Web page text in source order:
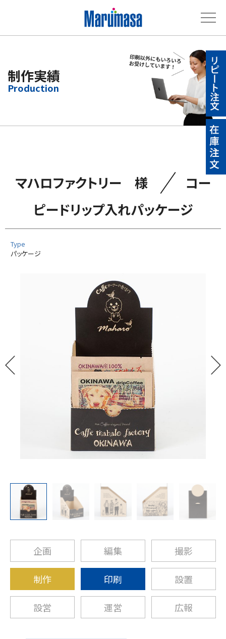
制作実績
マハロファクトリー 様 ／ コー
ピードリップ入れパッケージ
Type
パッケージ
企画 編集 撮影
制作 印刷 設置
設営 運営 広報